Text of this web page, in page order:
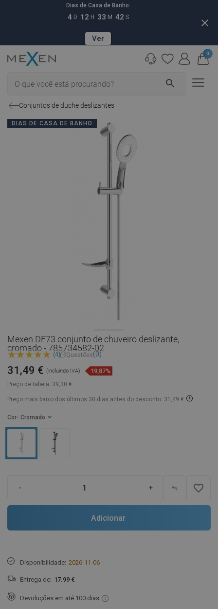
Dias de Casa de Banho:
4 D 12 H 33 M 41 S
Ver
close
search
0
Conjuntos de duche deslizantes
DIAS DE CASA DE BANHO
Mexen DF73 conjunto de chuveiro deslizante,
cromado - 785734582-02
(4) Questões(0)
Preço de tabela: 39,30 €
31,49 € (incluindo IVA) 19,87%
Preço mais baixo dos últimos 30 dias antes do desconto: 31,49 €
Cor - Cromado
- + favorite_border
Adicionar
Disponibilidade: 2026-11-06
Entrega de: 17.99 €
Devoluções em até 100 dias